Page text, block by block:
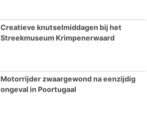
Creatieve knutselmiddagen bij het
Streekmuseum Krimpenerwaard
Motorrijder zwaargewond na eenzijdig
ongeval in Poortugaal